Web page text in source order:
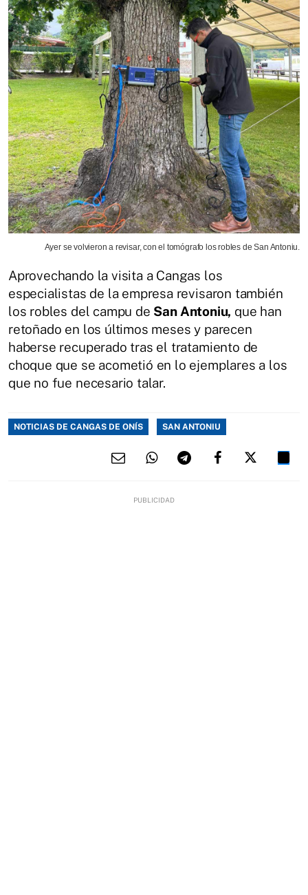
Ayer se volvieron a revisar, con el tomógrafo los robles de San Antoniu.
Aprovechando la visita a Cangas los
especialistas de la empresa revisaron también
los robles del campu de San Antoniu, que han
retoñado en los últimos meses y parecen
haberse recuperado tras el tratamiento de
choque que se acometió en lo ejemplares a los
que no fue necesario talar.
NOTICIAS DE CANGAS DE ONÍS SAN ANTONIU